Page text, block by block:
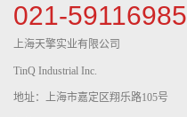
021-59116985
上海天擎实业有限公司
TinQ Industrial Inc.
地址：上海市嘉定区翔乐路105号